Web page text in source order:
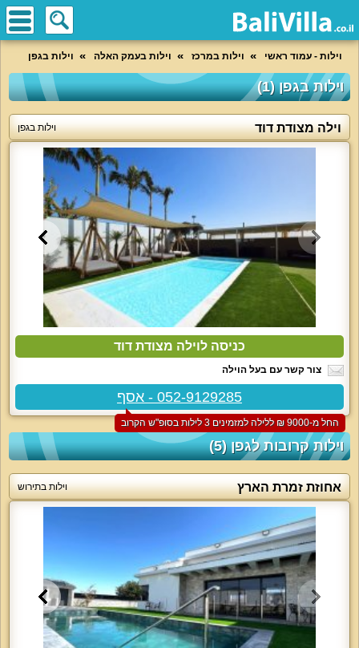
וילות - עמוד ראשי וילות במרכז וילות בעמק האלה וילות בגפן
וילות בגפן (1)
וילה מצודת דוד וילות בגפן
כניסה לוילה מצודת דוד
צור קשר עם בעל הוילה
052-9129285 - אסף
החל מ-‏9000 ₪ ללילה למזמינים 3 לילות בסופ"ש הקרוב
וילות קרובות לגפן (5)
אחוזת זמרת הארץ וילות בתירוש